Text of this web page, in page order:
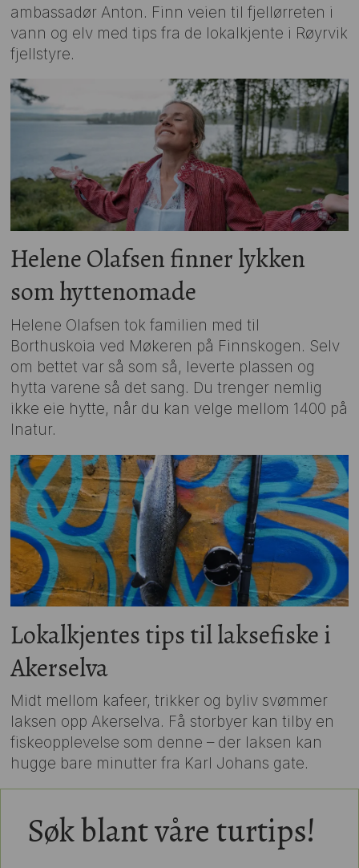
ambassadør Anton. Finn veien til fjellørreten i
vann og elv med tips fra de lokalkjente i Røyrvik
fjellstyre.
Helene Olafsen finner lykken
som hyttenomade
Helene Olafsen tok familien med til
Borthuskoia ved Møkeren på Finnskogen. Selv
om bettet var så som så, leverte plassen og
hytta varene så det sang. Du trenger nemlig
ikke eie hytte, når du kan velge mellom 1400 på
Inatur.
Lokalkjentes tips til laksefiske i
Akerselva
Midt mellom kafeer, trikker og byliv svømmer
laksen opp Akerselva. Få storbyer kan tilby en
fiskeopplevelse som denne – der laksen kan
hugge bare minutter fra Karl Johans gate.
Søk blant våre turtips!